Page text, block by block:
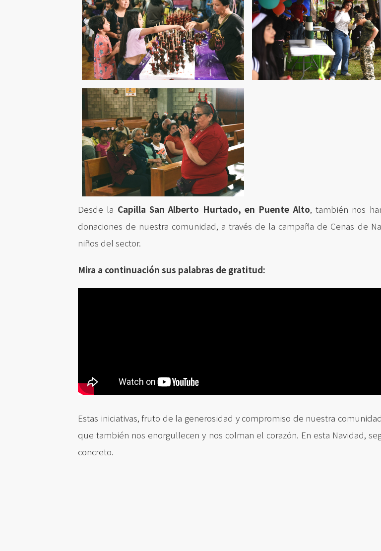
Desde la Capilla San Alberto Hurtado, en Puente Alto, también nos
donaciones de nuestra comunidad, a través de la campaña de Cenas de
niños del sector.
Mira a continuación sus palabras de gratitud:
Estas iniciativas, fruto de la generosidad y compromiso de nuestra
que también nos enorgullecen y nos colman el corazón. En esta Navidad,
concreto.